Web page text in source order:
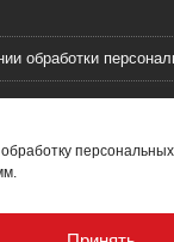
обработки
персональных
(оферта)